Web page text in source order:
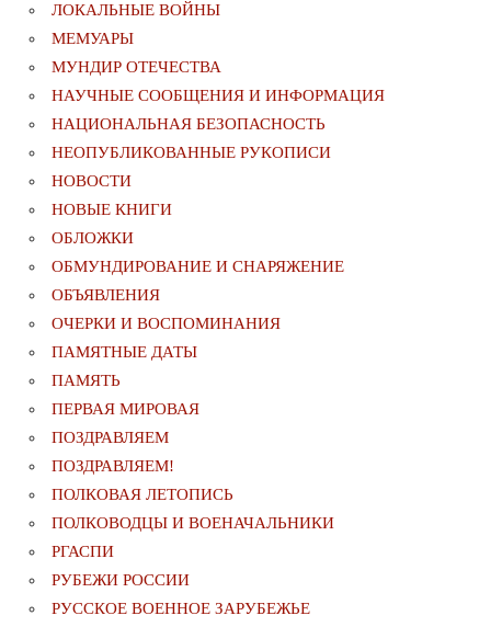
ЛОКАЛЬНЫЕ ВОЙНЫ
МЕМУАРЫ
МУНДИР ОТЕЧЕСТВА
НАУЧНЫЕ СООБЩЕНИЯ И ИНФОРМАЦИЯ
НАЦИОНАЛЬНАЯ БЕЗОПАСНОСТЬ
НЕОПУБЛИКОВАННЫЕ РУКОПИСИ
НОВОСТИ
НОВЫЕ КНИГИ
ОБЛОЖКИ
ОБМУНДИРОВАНИЕ И СНАРЯЖЕНИЕ
ОБЪЯВЛЕНИЯ
ОЧЕРКИ И ВОСПОМИНАНИЯ
ПАМЯТНЫЕ ДАТЫ
ПАМЯТЬ
ПЕРВАЯ МИРОВАЯ
ПОЗДРАВЛЯЕМ
ПОЗДРАВЛЯЕМ!
ПОЛКОВАЯ ЛЕТОПИСЬ
ПОЛКОВОДЦЫ И ВОЕНАЧАЛЬНИКИ
РГАСПИ
РУБЕЖИ РОССИИ
РУССКОЕ ВОЕННОЕ ЗАРУБЕЖЬЕ